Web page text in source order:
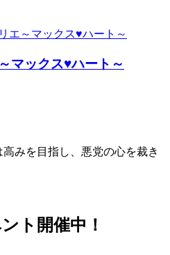
マックス♥ハート～
みを目指し、悪党の心を裁き
ト開催中！